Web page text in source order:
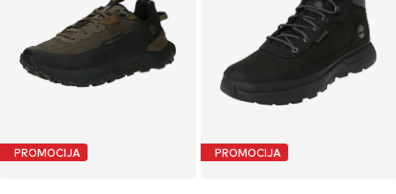
PROMOCIJA PROMOCIJA